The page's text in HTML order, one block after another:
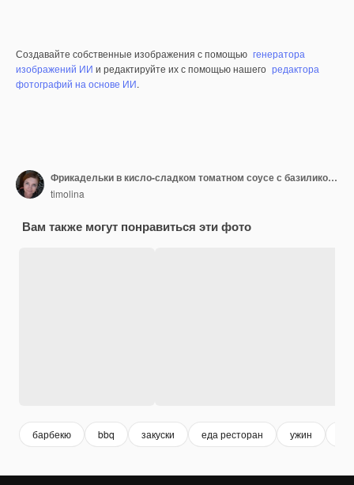
Создавайте собственные изображения с помощью генератора
изображений ИИ и редактируйте их с помощью нашего редактора
фотографий на основе ИИ.
Фрикадельки в кисло-сладком томатном соусе с базиликом в деревянной миске
timolina
Вам также могут понравиться эти фото
барбекю bbq закуски еда ресторан ужин